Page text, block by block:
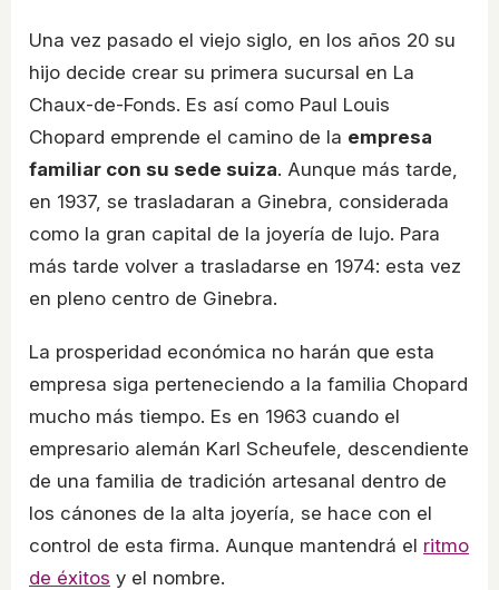
Una vez pasado el viejo siglo, en los años 20 su
hijo decide crear su primera sucursal en La
Chaux-de-Fonds. Es así como Paul Louis
Chopard emprende el camino de la empresa
familiar con su sede suiza. Aunque más tarde,
en 1937, se trasladaran a Ginebra, considerada
como la gran capital de la joyería de lujo. Para
más tarde volver a trasladarse en 1974: esta vez
en pleno centro de Ginebra.
La prosperidad económica no harán que esta
empresa siga perteneciendo a la familia Chopard
mucho más tiempo. Es en 1963 cuando el
empresario alemán Karl Scheufele, descendiente
de una familia de tradición artesanal dentro de
los cánones de la alta joyería, se hace con el
control de esta firma. Aunque mantendrá el ritmo
de éxitos y el nombre.